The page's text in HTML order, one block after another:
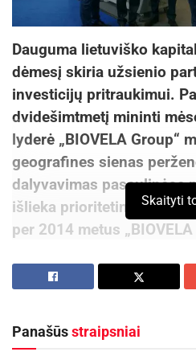
Dauguma lietuviško
dėmesį skiria užsienio
investicijų pritraukimui.
dvidešimtmetį mininti
lyderė „BIOVELA Group“
geografines sienas
dalyvavimas pasaulinėse
išlieka prioritetine veikla
per 2014 metus
mėsos.
prekių ženklai. „Tai yra
Skaityti
Panašūsstraipsniai